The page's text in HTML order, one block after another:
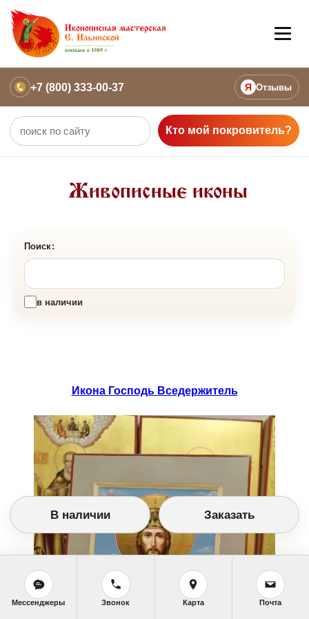
+7 (800) 333-00-37 Я Отзывы
Кто мой покровитель?
Живописные иконы
Поиск:
в наличии
Икона Господь Вседержитель
В наличии Заказать
Мессенджеры Звонок Карта Почта